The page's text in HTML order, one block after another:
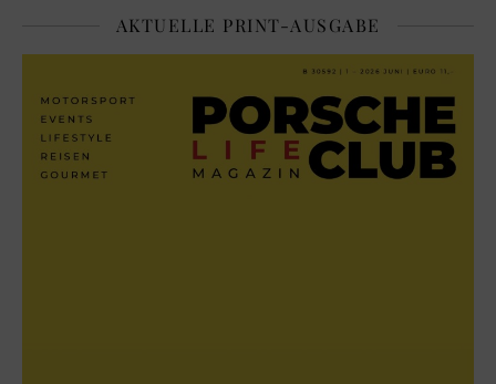
AKTUELLE PRINT-AUSGABE